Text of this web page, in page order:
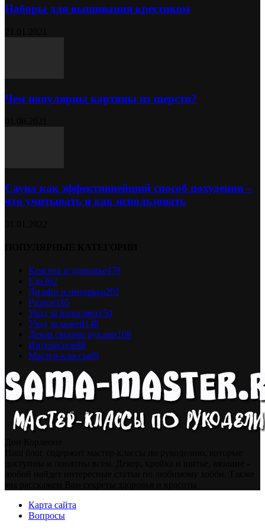
Наборы для вышивания крестиком
Чем популярны картины из шерсти?
Сауна как эффективнейший способ похудения –
что учитывать и как использовать
Красота и здоровье479
Еда302
Дизайн и интерьер202
Разное185
Уход за волосами150
Уход за кожей148
Декор своими руками108
Интересное88
Мастер-классы69
Карта сайта
Вопросы